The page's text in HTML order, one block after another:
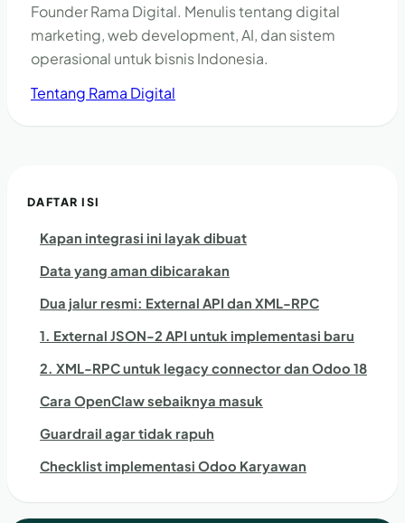
Founder Rama Digital. Menulis tentang digital
marketing, web development, AI, dan sistem
operasional untuk bisnis Indonesia.
Tentang Rama Digital
DAFTAR ISI
Kapan integrasi ini layak dibuat
Data yang aman dibicarakan
Dua jalur resmi: External API dan XML-RPC
1. External JSON-2 API untuk implementasi baru
2. XML-RPC untuk legacy connector dan Odoo 18
Cara OpenClaw sebaiknya masuk
Guardrail agar tidak rapuh
Checklist implementasi Odoo Karyawan